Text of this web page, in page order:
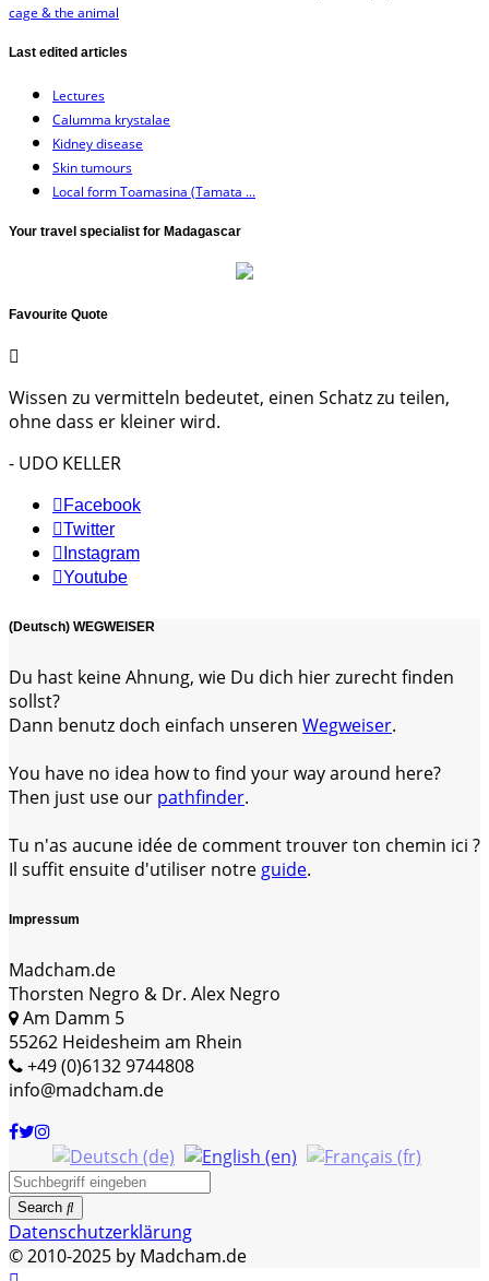
cage & the animal
Last edited articles
Lectures
Calumma krystalae
Kidney disease
Skin tumours
Local form Toamasina (Tamata ...
Your travel specialist for Madagascar
Favourite Quote
Wissen zu vermitteln bedeutet, einen Schatz zu teilen,
ohne dass er kleiner wird.
- UDO KELLER
Facebook
Twitter
Instagram
Youtube
(Deutsch) WEGWEISER
Du hast keine Ahnung, wie Du dich hier zurecht finden
sollst?
Dann benutz doch einfach unseren Wegweiser.
You have no idea how to find your way around here?
Then just use our pathfinder.
Tu n'as aucune idée de comment trouver ton chemin ici ?
Il suffit ensuite d'utiliser notre guide.
Impressum
Madcham.de
Thorsten Negro & Dr. Alex Negro
Am Damm 5
55262 Heidesheim am Rhein
+49 (0)6132 9744808
info@madcham.de
Search
Datenschutzerklärung
© 2010-2025 by Madcham.de